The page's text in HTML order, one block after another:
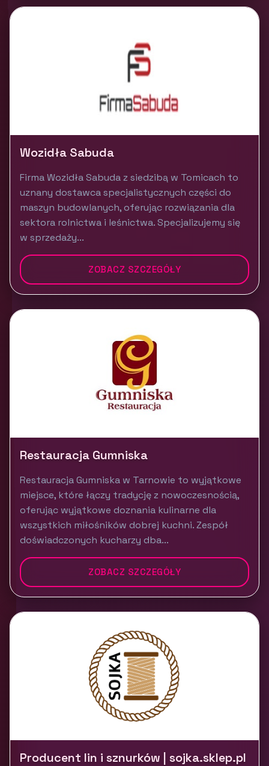
Wozidła Sabuda
Firma Wozidła Sabuda z siedzibą w Tomicach to
uznany dostawca specjalistycznych części do
maszyn budowlanych, oferując rozwiązania dla
sektora rolnictwa i leśnictwa. Specjalizujemy się
w sprzedaży...
ZOBACZ SZCZEGÓŁY
Restauracja Gumniska
Restauracja Gumniska w Tarnowie to wyjątkowe
miejsce, które łączy tradycję z nowoczesnością,
oferując wyjątkowe doznania kulinarne dla
wszystkich miłośników dobrej kuchni. Zespół
doświadczonych kucharzy dba...
ZOBACZ SZCZEGÓŁY
Producent lin i sznurków | sojka.sklep.pl